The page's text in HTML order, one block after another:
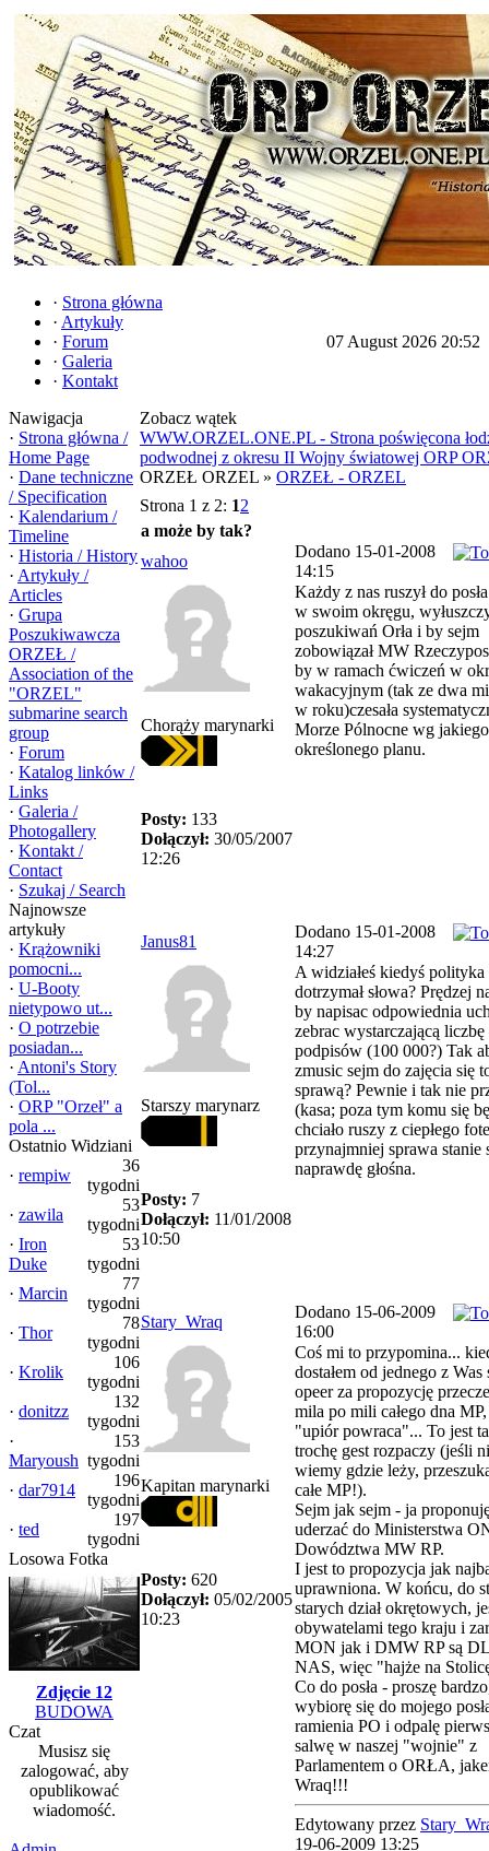
· Strona główna
· Artykuły
· Forum
· Galeria
· Kontakt
07 August 2026 20:52
Nawigacja
· Strona główna /
Home Page
· Dane techniczne
/ Specification
· Kalendarium /
Timeline
· Historia / History
· Artykuły /
Articles
· Grupa
Poszukiwawcza
ORZEŁ /
Association of the
"ORZEL"
submarine search
group
· Forum
· Katalog linków /
Links
· Galeria /
Photogallery
· Kontakt /
Contact
· Szukaj / Search
Najnowsze
artykuły
· Krążowniki
pomocni...
· U-Booty
nietypowo ut...
· O potrzebie
posiadan...
· Antoni's Story
(Tol...
· ORP "Orzeł" a
pola ...
Ostatnio Widziani
· rempiw
36
tygodni
· zawila
53
tygodni
· Iron
Duke
53
tygodni
· Marcin
77
tygodni
· Thor
78
tygodni
· Krolik
106
tygodni
· donitzz
132
tygodni
·
Maryoush
153
tygodni
· dar7914
196
tygodni
· ted
197
tygodni
Losowa Fotka
Zdjęcie 12
BUDOWA
Czat
Musisz się
zalogować, aby
opublikować
wiadomość.
Zobacz wątek
WWW.ORZEL.ONE.PL - Strona poświęcona
podwodnej z okresu II Wojny światowej ORP
ORZEŁ ORZEL » ORZEŁ - ORZEL
Strona 1 z 2: 12
a może by tak?
wahoo
Dodano 15-01-2008
14:15
Chorąży marynarki
Posty: 133
Dołączył: 30/05/2007
12:26
Każdy z nas ruszył do
w swoim okręgu,
poszukiwań Orła i by sejm
zobowiązał MW
by w ramach ćwiczeń w
wakacyjnym (tak ze dwa
w roku)czesała
Morze Pólnocne wg
określonego planu.
Janus81
Dodano 15-01-2008
14:27
Starszy marynarz
Posty: 7
Dołączył: 11/01/2008
10:50
A widziałeś kiedyś
dotrzymał słowa? Prędzej
by napisac odpowiednia
zebrac wystarczającą liczbę
podpisów (100 000?) Tak
zmusic sejm do zajęcia się
sprawą? Pewnie i tak nie
(kasa; poza tym komu się
chciało ruszy z ciepłego
przynajmniej sprawa stanie
naprawdę głośna.
Stary_Wraq
Dodano 15-06-2009
16:00
Kapitan marynarki
Posty: 620
Dołączył: 05/02/2005
10:23
Coś mi to przypomina...
dostałem od jednego z
opeer za propozycję
mila po mili całego dna
"upiór powraca"... To jest
trochę gest rozpaczy (jeśli
wiemy gdzie leży,
całe MP!).
Sejm jak sejm - ja
uderzać do Ministerstwa
Dowództwa MW RP.
I jest to propozycja jak
uprawniona. W końcu, do
starych dział okrętowych,
obywatelami tego kraju i
MON jak i DMW RP są
NAS, więc "hajże na
Co do posła - proszę
wybiorę się do mojego
ramienia PO i odpalę
salwę w naszej "wojnie" z
Parlamentem o ORŁA,
Wraq!!!
Edytowany przez
19-06-2009 13:25